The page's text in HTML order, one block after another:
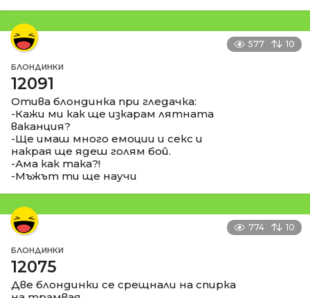
577 10
БЛОНДИНКИ
12091
Отива блондинка при гледачка:
-Кажи ми как ще изкарам лятната
ваканция?
-Ще имаш много емоции и секс и
накрая ще ядеш голям бой.
-Ама как така?!
-Мъжът ти ще научи
774 10
БЛОНДИНКИ
12075
Две блондинки се срещнали на спирка